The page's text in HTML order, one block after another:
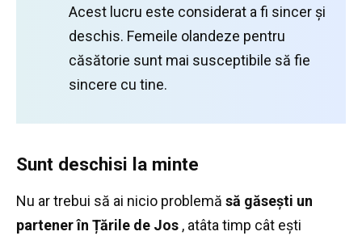
Acest lucru este considerat a fi sincer și
deschis. Femeile olandeze pentru
căsătorie sunt mai susceptibile să fie
sincere cu tine.
Sunt deschisi la minte
Nu ar trebui să ai nicio problemă să găsești un
partener în Țările de Jos , atâta timp cât ești